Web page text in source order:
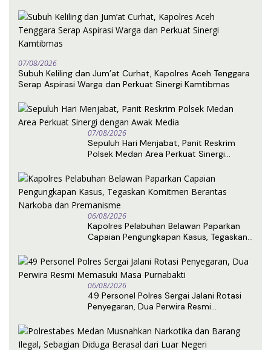
07/08/2026
Subuh Keliling dan Jum’at Curhat, Kapolres Aceh Tenggara
Serap Aspirasi Warga dan Perkuat Sinergi Kamtibmas
07/08/2026
Sepuluh Hari Menjabat, Panit Reskrim
Polsek Medan Area Perkuat Sinergi
06/08/2026
Kapolres Pelabuhan Belawan Paparkan
Capaian Pengungkapan Kasus, Tegaskan
Premanisme
06/08/2026
49 Personel Polres Sergai Jalani Rotasi
Penyegaran, Dua Perwira Resmi